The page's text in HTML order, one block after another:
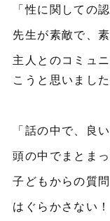
「性に関しての
先生が素敵で、
主人とのコミュ
こうと思いました
「話の中で、良
頭の中でまとま
子どもからの質
はぐらかさない！